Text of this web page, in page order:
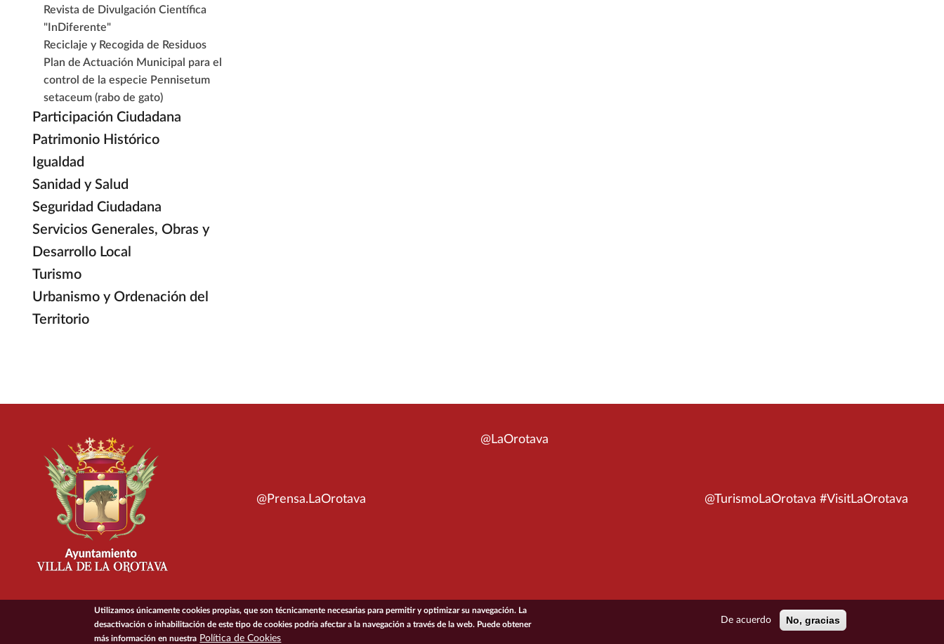
Revista de Divulgación Científica
"InDiferente"
Reciclaje y Recogida de Residuos
Plan de Actuación Municipal para el
control de la especie Pennisetum
setaceum (rabo de gato)
Participación Ciudadana
Patrimonio Histórico
Igualdad
Sanidad y Salud
Seguridad Ciudadana
Servicios Generales, Obras y
Desarrollo Local
Turismo
Urbanismo y Ordenación del
Territorio
@Prensa.LaOrotava
@LaOrotava
@TurismoLaOrotava #VisitLaOrotava
© 2026 Ayuntamiento de la Villa de La Orotava
Utilizamos únicamente cookies propias, que son técnicamente necesarias para permitir y optimizar su navegación. La
desactivación o inhabilitación de este tipo de cookies podría afectar a la navegación a través de la web. Puede obtener
más información en nuestra Política de Cookies
De acuerdo No, gracias